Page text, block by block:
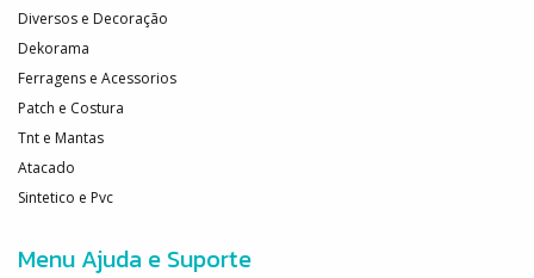
Diversos e Decoração
Dekorama
Ferragens e Acessorios
Patch e Costura
Tnt e Mantas
Atacado
Sintetico e Pvc
Menu Ajuda e Suporte